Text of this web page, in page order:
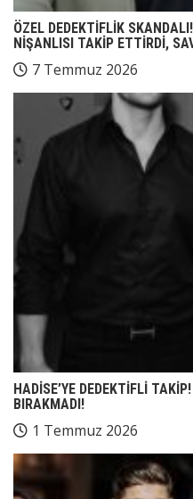
ÖZEL DEDEKTİFLİK
NİŞANLISI TAKİP ETTİRDİ,
7 Temmuz 2026
HADİSE’YE DEDEKTİFLİ
BIRAKMADI!
1 Temmuz 2026